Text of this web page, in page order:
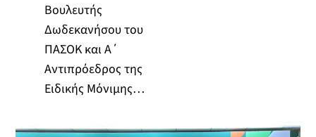
Βουλευτής
Δωδεκανήσου του
ΠΑΣΟΚ και Α΄
Αντιπρόεδρος της
Ειδικής Μόνιμης…